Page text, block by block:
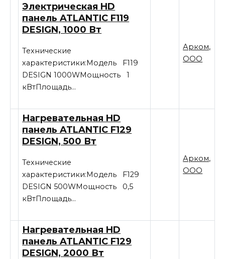
Электрическая HD
панель ATLANTIC F119
DESIGN, 1000 Вт
Технические
характеристики:Модель F119
DESIGN 1000WМощность 1
кВтПлощадь…
Арком,
ООО
Нагревательная HD
панель ATLANTIC F129
DESIGN, 500 Вт
Технические
характеристики:Модель F129
DESIGN 500WМощность 0,5
кВтПлощадь…
Арком,
ООО
Нагревательная HD
панель ATLANTIC F129
DESIGN, 2000 Вт